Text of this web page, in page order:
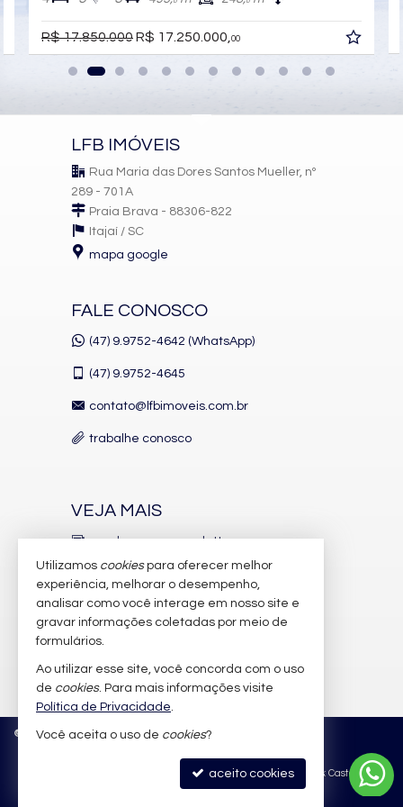
R$ 17.850.000R$ 17.250.000, 00
LFB IMÓVEIS
Rua Maria das Dores Santos Mueller, nº
289 - 701A
Praia Brava - 88306-822
Itajaí / SC
mapa google
FALE CONOSCO
(47) 9.9752-4642 (WhatsApp)
(47) 9.9752-4645
contato@lfbimoveis.com.br
trabalhe conosco
VEJA MAIS
receba nosso newsletter
indicadores financeiros
cadastre seu imóvel
imóveis favoritos
mapa de imóveis
© 2026 CRECI/SC 6.388-J Política de Privacidade
Site para imobiliárias: Castel Digital
Utilizamos cookiespara oferecer melhor
experiência, melhorar o desempenho,
analisar como você interage em nosso site e
gravar informações coletadas por meio de
formulários.
Ao utilizar esse site, você concorda com o uso
de cookies. Para mais informações visite
Política de Privacidade.
Você aceita o uso de cookies?
aceito cookies